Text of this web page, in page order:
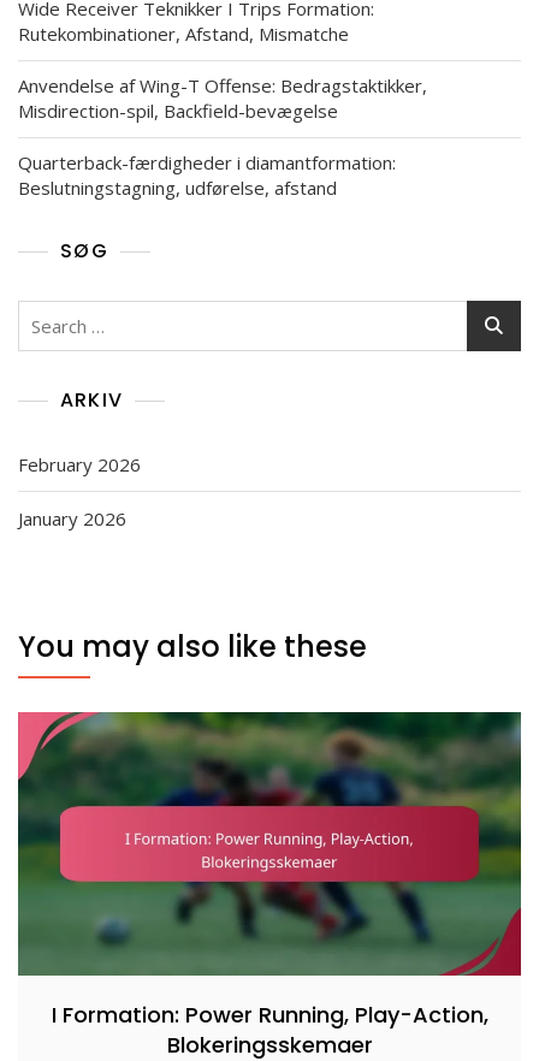
Wide Receiver Teknikker I Trips Formation:
Rutekombinationer, Afstand, Mismatche
Anvendelse af Wing-T Offense: Bedragstaktikker,
Misdirection-spil, Backfield-bevægelse
Quarterback-færdigheder i diamantformation:
Beslutningstagning, udførelse, afstand
SØG
ARKIV
February 2026
January 2026
You may also like these
I Formation: Power Running, Play-Action,
Blokeringsskemaer